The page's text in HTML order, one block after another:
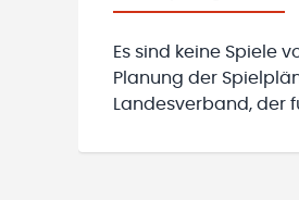
Es sind keine Spiele
Planung der
Landesverband, der